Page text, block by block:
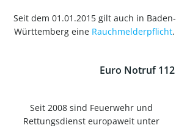
Seit dem 01.01.2015 gilt auch in Baden-
Württemberg eine Rauchmelderpflicht.
Euro Notruf 112
Seit 2008 sind Feuerwehr und
Rettungsdienst europaweit unter